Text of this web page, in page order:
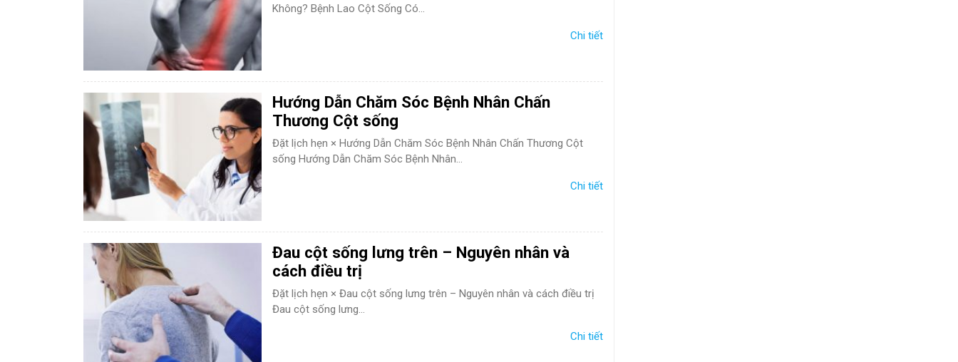
Không? Bệnh Lao Cột Sống Có...
Chi tiết
Hướng Dẫn Chăm Sóc Bệnh Nhân Chấn
Thương Cột sống
Đặt lịch hẹn × Hướng Dẫn Chăm Sóc Bệnh Nhân Chấn Thương Cột
sống Hướng Dẫn Chăm Sóc Bệnh Nhân...
Chi tiết
Đau cột sống lưng trên – Nguyên nhân và
cách điều trị
Đặt lịch hẹn × Đau cột sống lưng trên – Nguyên nhân và cách điều trị
Đau cột sống lưng...
Chi tiết